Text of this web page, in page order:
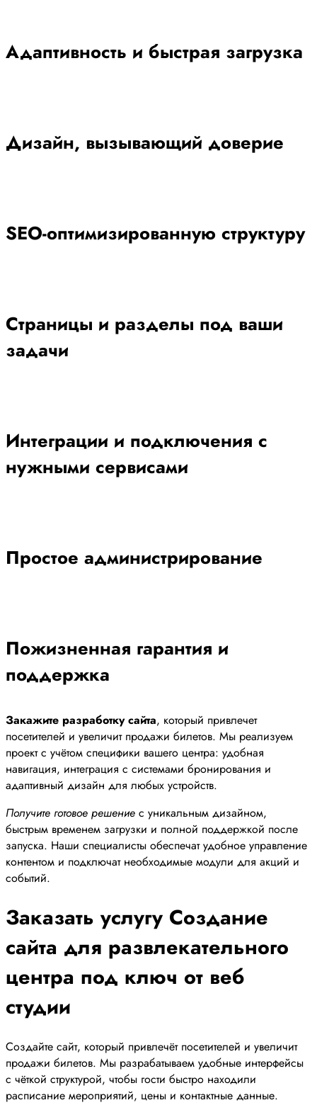
Адаптивность и быстрая загрузка
Дизайн, вызывающий доверие
SEO-оптимизированную структуру
Страницы и разделы под ваши
задачи
Интеграции и подключения с
нужными сервисами
Простое администрирование
Пожизненная гарантия и
поддержка
Закажите разработку сайта, который привлечет
посетителей и увеличит продажи билетов. Мы реализуем
проект с учётом специфики вашего центра: удобная
навигация, интеграция с системами бронирования и
адаптивный дизайн для любых устройств.
Получите готовое решение с уникальным дизайном,
быстрым временем загрузки и полной поддержкой после
запуска. Наши специалисты обеспечат удобное управление
контентом и подключат необходимые модули для акций и
событий.
Заказать услугу Создание
сайта для развлекательного
центра под ключ от веб
студии
Создайте сайт, который привлечёт посетителей и увеличит
продажи билетов. Мы разрабатываем удобные интерфейсы
с чёткой структурой, чтобы гости быстро находили
расписание мероприятий, цены и контактные данные.